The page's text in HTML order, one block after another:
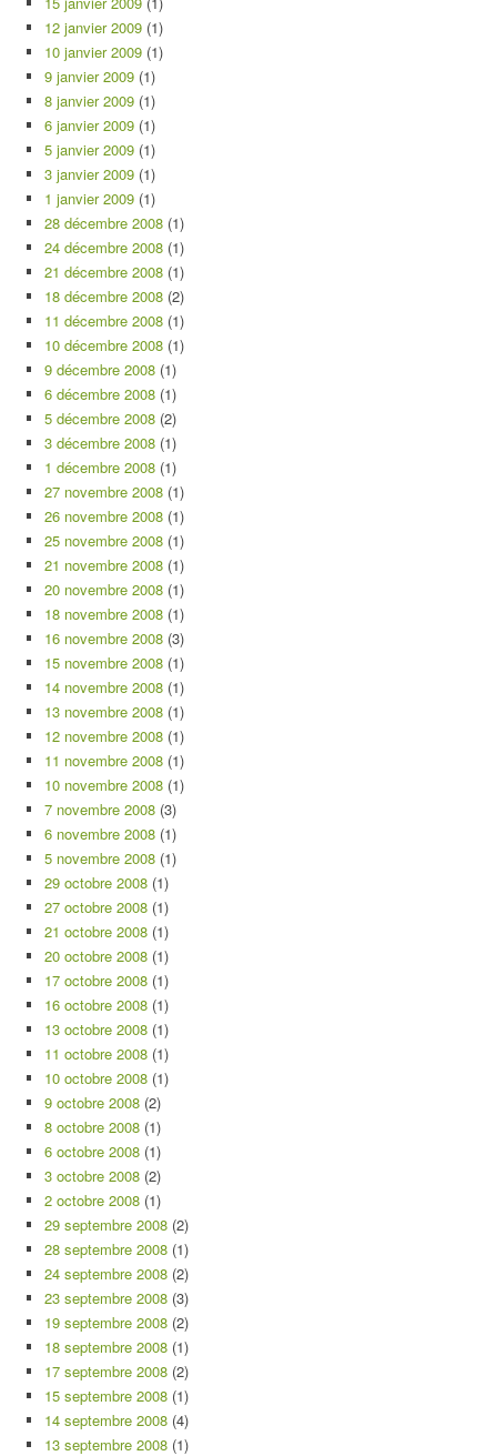
12 janvier 2009 (1)
10 janvier 2009 (1)
9 janvier 2009 (1)
8 janvier 2009 (1)
6 janvier 2009 (1)
5 janvier 2009 (1)
3 janvier 2009 (1)
1 janvier 2009 (1)
28 décembre 2008 (1)
24 décembre 2008 (1)
21 décembre 2008 (1)
18 décembre 2008 (2)
11 décembre 2008 (1)
10 décembre 2008 (1)
9 décembre 2008 (1)
6 décembre 2008 (1)
5 décembre 2008 (2)
3 décembre 2008 (1)
1 décembre 2008 (1)
27 novembre 2008 (1)
26 novembre 2008 (1)
25 novembre 2008 (1)
21 novembre 2008 (1)
20 novembre 2008 (1)
18 novembre 2008 (1)
16 novembre 2008 (3)
15 novembre 2008 (1)
14 novembre 2008 (1)
13 novembre 2008 (1)
12 novembre 2008 (1)
11 novembre 2008 (1)
10 novembre 2008 (1)
7 novembre 2008 (3)
6 novembre 2008 (1)
5 novembre 2008 (1)
29 octobre 2008 (1)
27 octobre 2008 (1)
21 octobre 2008 (1)
20 octobre 2008 (1)
17 octobre 2008 (1)
16 octobre 2008 (1)
13 octobre 2008 (1)
11 octobre 2008 (1)
10 octobre 2008 (1)
9 octobre 2008 (2)
8 octobre 2008 (1)
6 octobre 2008 (1)
3 octobre 2008 (2)
2 octobre 2008 (1)
29 septembre 2008 (2)
28 septembre 2008 (1)
24 septembre 2008 (2)
23 septembre 2008 (3)
19 septembre 2008 (2)
18 septembre 2008 (1)
17 septembre 2008 (2)
15 septembre 2008 (1)
14 septembre 2008 (4)
13 septembre 2008 (1)